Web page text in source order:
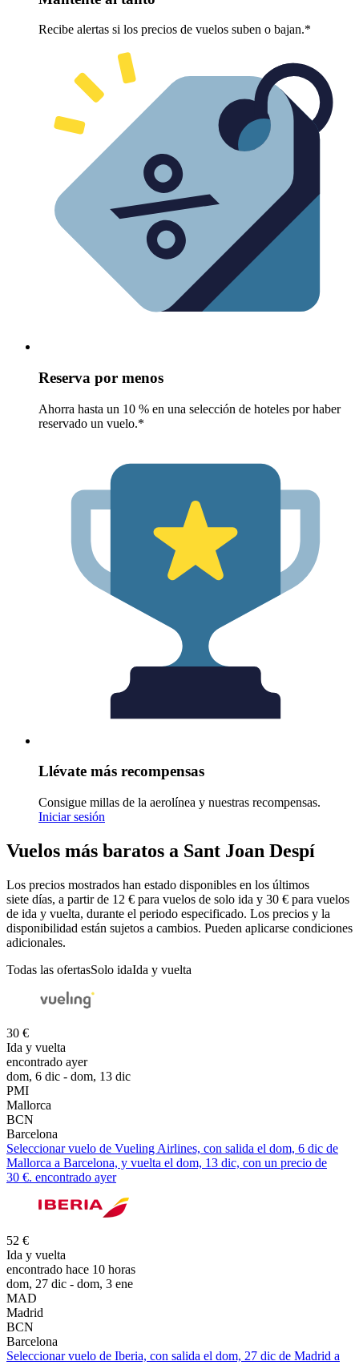
Recibe alertas si los precios de vuelos suben o bajan.*
Reserva por menos
Ahorra hasta un 10 % en una selección de hoteles por haber
reservado un vuelo.*
Llévate más recompensas
Consigue millas de la aerolínea y nuestras recompensas.
Iniciar sesión
Vuelos más baratos a Sant Joan Despí
Los precios mostrados han estado disponibles en los últimos
siete días, a partir de 12 € para vuelos de solo ida y 30 € para vuelos
de ida y vuelta, durante el periodo especificado. Los precios y la
disponibilidad están sujetos a cambios. Pueden aplicarse condiciones
adicionales.
Todas las ofertasSolo idaIda y vuelta
30 €
Ida y vuelta
encontrado ayer
dom, 6 dic - dom, 13 dic
PMI
Mallorca
BCN
Barcelona
Seleccionar vuelo de Vueling Airlines, con salida el dom, 6 dic de
Mallorca a Barcelona, y vuelta el dom, 13 dic, con un precio de
30 €. encontrado ayer
52 €
Ida y vuelta
encontrado hace 10 horas
dom, 27 dic - dom, 3 ene
MAD
Madrid
BCN
Barcelona
Seleccionar vuelo de Iberia, con salida el dom, 27 dic de Madrid a